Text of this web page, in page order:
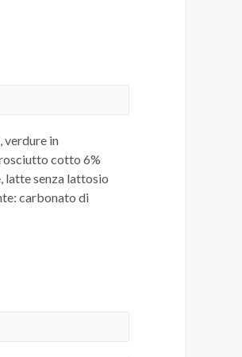
verdure in
cotto 6%
latte senza lattosio
carbonato di